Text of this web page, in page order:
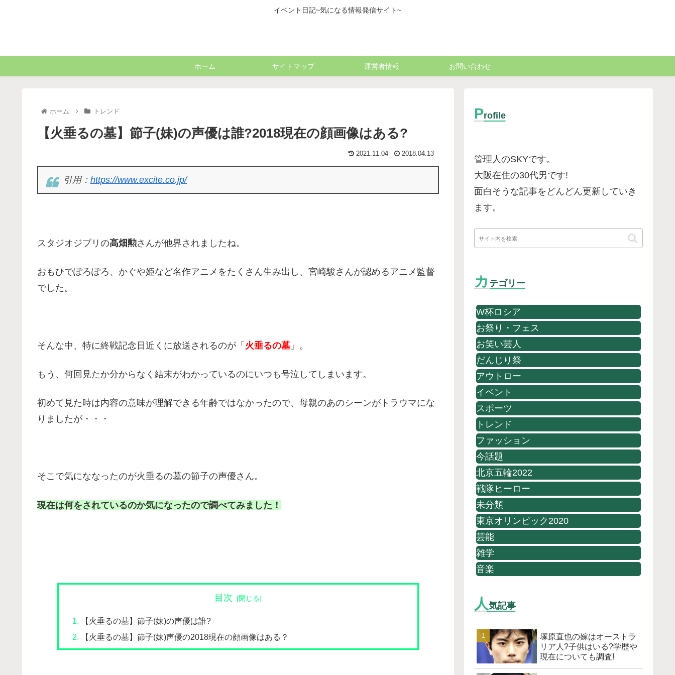
イベント日記~気になる情報発信サイト~
ホーム サイトマップ 運営者情報 お問い合わせ
ホーム トレンド
【火垂るの墓】節子(妹)の声優は誰?2018現在の顔画像はある?
2021.11.04 2018.04.13
引用： https://www.excite.co.jp/
スタジオジブリの高畑勲さんが他界されましたね。
おもひでぽろぽろ、かぐや姫など名作アニメをたくさん生み出し、宮崎駿さんが認めるアニメ監督
でした。
そんな中、特に終戦記念日近くに放送されるのが「 火垂るの墓 」。
もう、何回見たか分からなく結末がわかっているのにいつも号泣してしまいます。
初めて見た時は内容の意味が理解できる年齢ではなかったので、母親のあのシーンがトラウマにな
りましたが・・・
そこで気にななったのが火垂るの墓の節子の声優さん。
現在は何をされているのか気になったので調べてみました！
目次
【火垂るの墓】節子(妹)の声優は誰?
【火垂るの墓】節子(妹)声優の2018現在の顔画像はある？
Profile
管理人のSKYです。
大阪在住の30代男です!
面白そうな記事をどんどん更新していき
ます。
カ テゴリー
W杯ロシア
お祭り・フェス
お笑い芸人
だんじり祭
アウトロー
イベント
スポーツ
トレンド
ファッション
今話題
北京五輪2022
戦隊ヒーロー
未分類
東京オリンピック2020
芸能
雑学
音楽
人気記事
塚原直也の嫁はオーストラ
リア人?子供はいる?学歴や
現在についても調査!